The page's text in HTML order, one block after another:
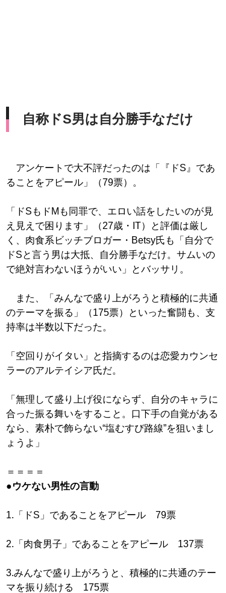
自称ドS男は自分勝手なだけ
アンケートで大不評だったのは「『ドS』であ
ることをアピール」（79票）。
「ドSもドMも同罪で、エロい話をしたいのが見
え見えで困ります」（27歳・IT）と評価は厳し
く、肉食系ビッチブロガー・Betsy氏も「自分で
ドSと言う男は大抵、自分勝手なだけ。サムいの
で絶対言わないほうがいい」とバッサリ。
また、「みんなで盛り上がろうと積極的に共通
のテーマを振る」（175票）といった奮闘も、支
持率は半数以下だった。
「空回りがイタい」と指摘するのは恋愛カウンセ
ラーのアルテイシア氏だ。
「無理して盛り上げ役にならず、自分のキャラに
合った振る舞いをすること。口下手の自覚がある
なら、素朴で飾らない“塩むすび路線”を狙いまし
ょうよ」
●ウケない男性の言動
1.「ドS」であることをアピール 79票
2.「肉食男子」であることをアピール 137票
3.みんなで盛り上がろうと、積極的に共通のテー
マを振り続ける 175票